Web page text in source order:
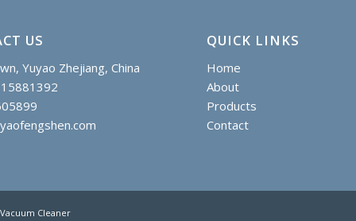
US
Yuyao Zhejiang, China
QUICK LINKS
Home
About
Products
Contact
Cleaner